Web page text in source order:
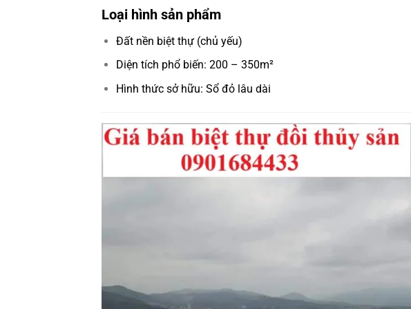
Loại hình sản phẩm
Đất nền biệt thự (chủ yếu)
Diện tích phổ biến: 200 – 350m²
Hình thức sở hữu: Sổ đỏ lâu dài